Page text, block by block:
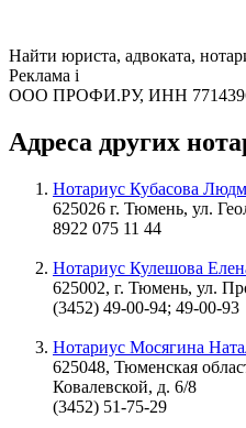
Найти юриста, адвоката,
Реклама i
ООО ПРОФИ.РУ, ИНН
Адреса других
Нотариус Кубасова
625026 г. Тюмень, ул.
8922 075 11 44
Нотариус Кулешова
625002, г. Тюмень, ул.
(3452) 49-00-94; 49-00-93
Нотариус Мосягина
625048, Тюменская
Ковалевской, д. 6/8
(3452) 51-75-29